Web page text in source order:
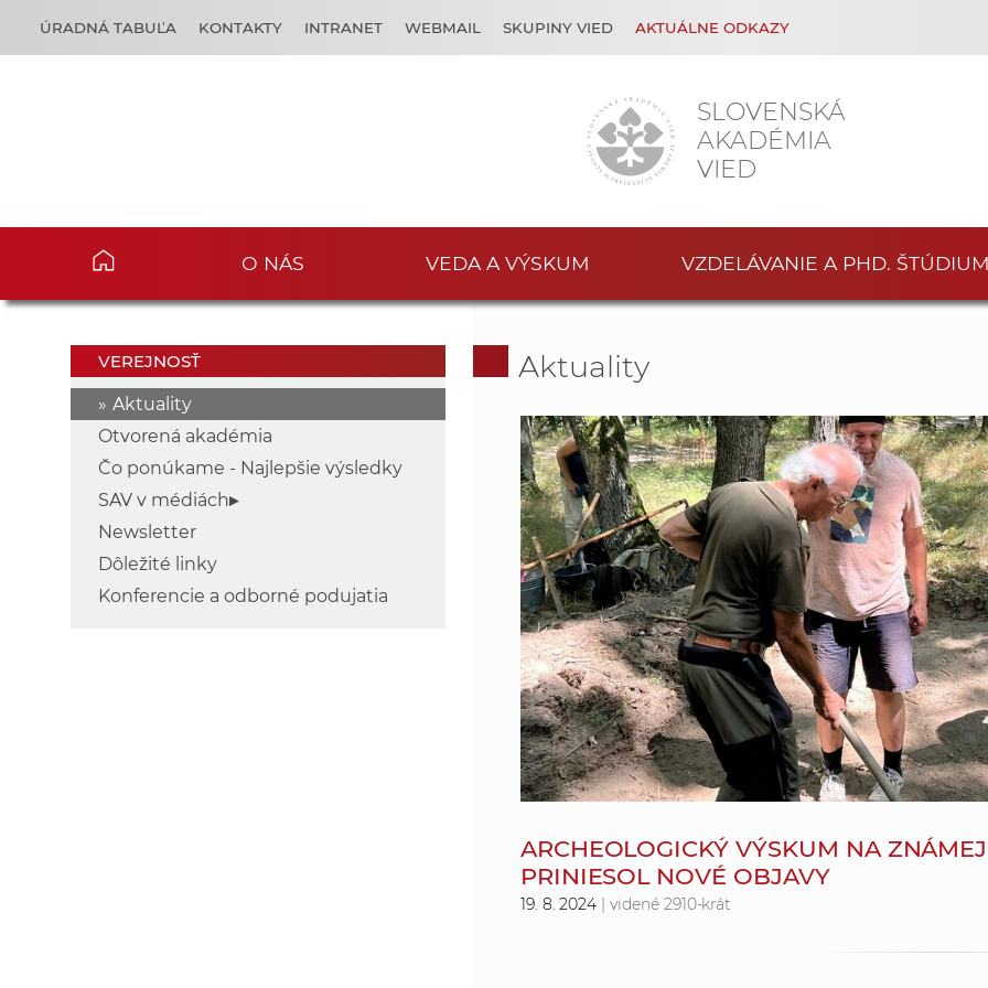
SLOVENSKÁ
AKADÉMIA
VIED
ÚRADNÁ TABUĽA KONTAKTY INTRANET WEBMAIL SKUPINY VIED AKTUÁLNE ODKAZY
O NÁS VEDA A VÝSKUM VZDELÁVANIE A PHD. ŠTÚDIUM
VEREJNOSŤ
Aktuality
Otvorená akadémia
Čo ponúkame - Najlepšie výsledky
SAV v médiách
Newsletter
Dôležité linky
Konferencie a odborné podujatia
Aktuality
ARCHEOLOGICKÝ VÝSKUM NA
PRINIESOL NOVÉ OBJAVY
19. 8. 2024 | videné 2910-krát